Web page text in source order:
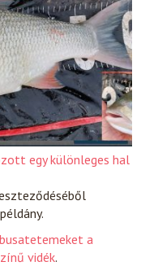
egy különleges hal
a
vidék.